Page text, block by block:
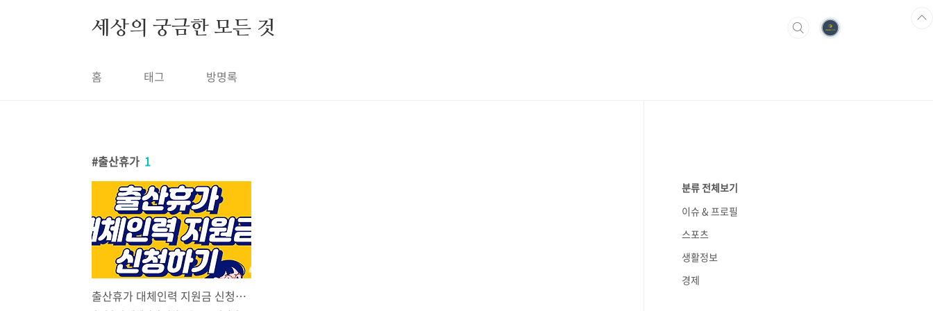
세상의 궁금한 모든 것
홈 태그 방명록
출산휴가 1
출산휴가 대체인력 지원금 신청하기
분류 전체보기
이슈 & 프로필
스포츠
생활정보
경제